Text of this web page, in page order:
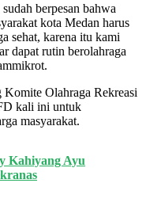
berpesan bahwa
kota Medan harus
sehat, karena itu kami
dapat rutin berolahraga
Olahraga Rekreasi
kali ini untuk
masyarakat.
Kahiyang Ayu